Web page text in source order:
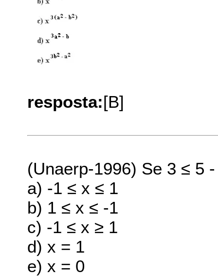
resposta:[B]
(Unaerp-1996) Se 3 ≤ 5
a) -1 ≤ x ≤ 1
b) 1 ≤ x ≤ -1
c) -1 ≤ x ≥ 1
d) x = 1
e) x = 0